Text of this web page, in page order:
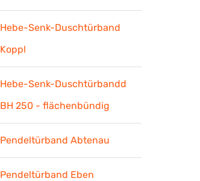
Hebe-Senk-Duschtürband
Koppl
Hebe-Senk-Duschtürbandd
BH 250 - flächenbündig
Pendeltürband Abtenau
Pendeltürband Eben